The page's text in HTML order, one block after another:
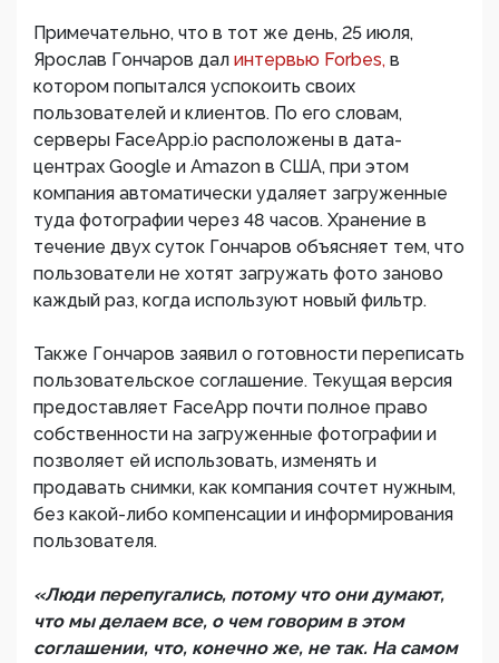
Примечательно, что в тот же день, 25 июля,
Ярослав Гончаров дал интервью Forbes, в
котором попытался успокоить своих
пользователей и клиентов. По его словам,
серверы FaceApp.io расположены в дата-
центрах Google и Amazon в США, при этом
компания автоматически удаляет загруженные
туда фотографии через 48 часов. Хранение в
течение двух суток Гончаров объясняет тем, что
пользователи не хотят загружать фото заново
каждый раз, когда используют новый фильтр.
Также Гончаров заявил о готовности переписать
пользовательское соглашение. Текущая версия
предоставляет FaceApp почти полное право
собственности на загруженные фотографии и
позволяет ей использовать, изменять и
продавать снимки, как компания сочтет нужным,
без какой-либо компенсации и информирования
пользователя.
«Люди перепугались, потому что они думают,
что мы делаем все, о чем говорим в этом
соглашении, что, конечно же, не так. На самом